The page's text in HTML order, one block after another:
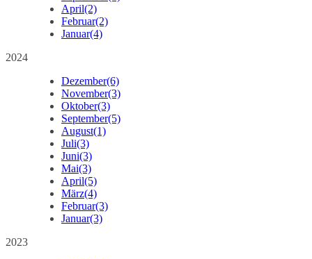
April(2)
Februar(2)
Januar(4)
2024
Dezember(6)
November(3)
Oktober(3)
September(5)
August(1)
Juli(3)
Juni(3)
Mai(3)
April(5)
März(4)
Februar(3)
Januar(3)
2023